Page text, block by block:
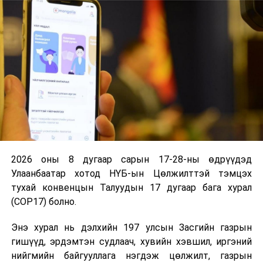
боловсруулна.” гэж заасан.
Ажлын хэсэг өнгөрөгч 06 дугаар сард Орхоны
хөндийд ажилласан бөгөөд одоогийн байдлаар шинэ
хотын суурьшлын бүсийг байгуулахад тохирох газар
сонгох ажил явагдаж байна.
Ажлын хэсгээс хот байгуулахтай холбоотойгоор түүх,
соёлын дурсгалт олдворуудыг хамгаалах,
археологийн малтлага судалгаа хийх, эдийн засаг,
сурталчлан таниулах асуудлыг нэн тэргүүнд
шийдвэрлэхээр ажиллаж байгааг танилцуулав.
УИХ-ын дарга Г.Занданшатар, “Үндсэн хууль болон
соёлын үнэт цогцолбор, хөшөө дурсгал, археологийн
болон палеонтологийн олдворууд төрийн нийтийн
2026 оны 8 дугаар сарын 17-28-ны өдрүүдэд
Улаанбаатар хотод НҮБ-ын Цөлжилттэй тэмцэх
тухай конвенцын Талуудын 17 дугаар бага хурал
(COP17) болно.
Энэ хурал нь дэлхийн 197 улсын Засгийн газрын
гишүүд, эрдэмтэн судлаач, хувийн хэвшил, иргэний
нийгмийн байгууллага нэгдэж цөлжилт, газрын